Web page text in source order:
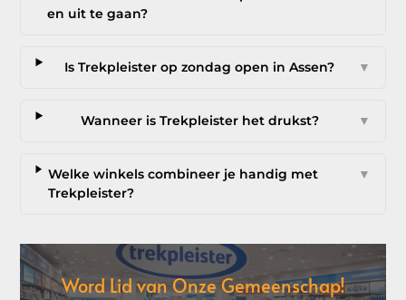
en uit te gaan?
Is Trekpleister op zondag open in Assen? ▼
Wanneer is Trekpleister het drukst? ▼
Welke winkels combineer je handig met
Trekpleister?
▼
Word Lid van Onze Gemeenschap!